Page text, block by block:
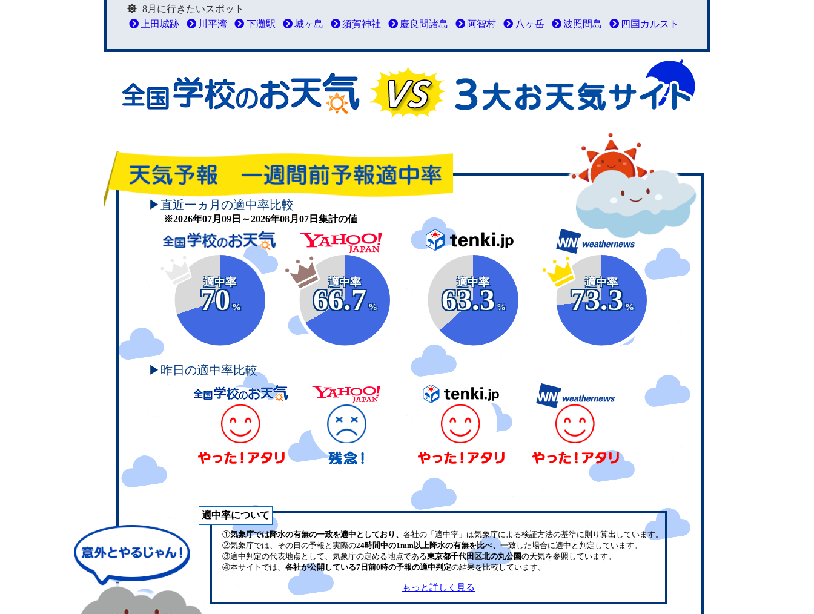
8月に行きたいスポット
上田城跡
川平湾 下灘駅 城ヶ島 須賀神社 慶良間諸島 阿智村 八ヶ岳 波照間島 四国カルスト
▶直近一ヵ月の適中率比較
※2026年07月09日～2026年08月07日集計の値
適中率
70
%
適中率
66.7
%
適中率
63.3
%
適中率
73.3
%
▶昨日の適中率比較
適中率について
①気象庁では降水の有無の一致を適中としており、 各社の「適中率」は気象庁による検証方法の基準に則り算出しています。
②気象庁では、その日の予報と実際の24時間中の1mm以上降水の有無を比べ、 一致した場合に適中と判定しています。
③適中判定の代表地点として、気象庁の定める地点である東京都千代田区北の丸公園の天気を参照しています。
④本サイトでは、 各社が公開している7日前0時の予報の適中判定の結果を比較しています。
もっと詳しく見る